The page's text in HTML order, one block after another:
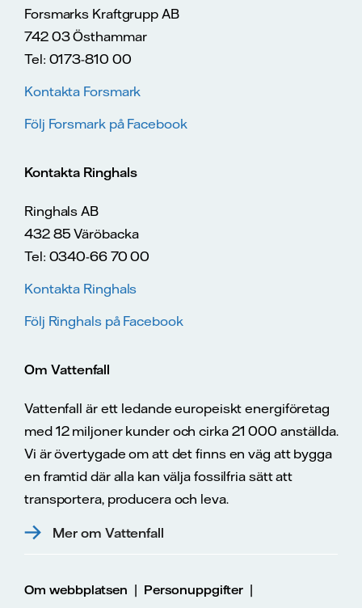
Forsmarks Kraftgrupp AB
742 03 Östhammar
Tel: 0173-810 00
Kontakta Forsmark
Följ Forsmark på Facebook
Kontakta Ringhals
Ringhals AB
432 85 Väröbacka
Tel: 0340-66 70 00
Kontakta Ringhals
Följ Ringhals på Facebook
Om Vattenfall
Vattenfall är ett ledande europeiskt energiföretag
med 12 miljoner kunder och cirka 21 000 anställda.
Vi är övertygade om att det finns en väg att bygga
en framtid där alla kan välja fossilfria sätt att
transportera, producera och leva.
Mer om Vattenfall
Om webbplatsen | Personuppgifter |